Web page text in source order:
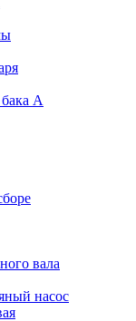
А
вала
насос